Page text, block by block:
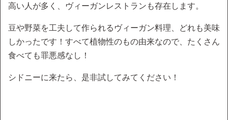
高い人が多く、ヴィーガンレストランも存在します。
豆や野菜を工夫して作られるヴィーガン料理、どれも美味
しかったです！すべて植物性のもの由来なので、たくさん
食べても罪悪感なし！
シドニーに来たら、是非試してみてください！